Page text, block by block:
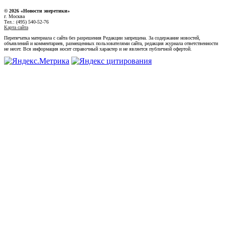
© 2026 «Новости энеретики»
г. Москва
Тел.: (495) 540-52-76
Карта сайта
Перепечатка материала с сайта без разрешения Редакции запрещена. За содержание новостей,
объявлений и комментариев, размещенных пользователями сайта, редакция журнала ответственности
не несет. Вся информация носит справочный характер и не является публичной офертой.